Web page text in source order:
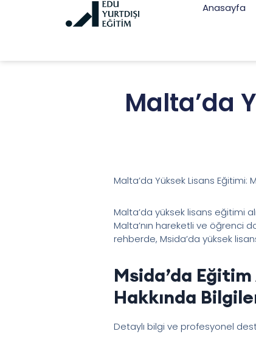
Anasayfa
Malta’da
Malta’da Yüksek Lisans Eğitimi:
Malta’da yüksek lisans eğitimi
Malta’nın hareketli ve öğrenci
rehberde, Msida’da yüksek
Msida’da
Hakkında
Detaylı bilgi ve profesyonel